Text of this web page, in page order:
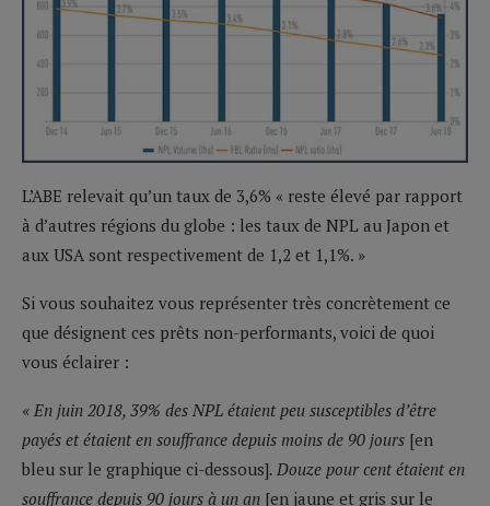
L’ABE relevait qu’un taux de 3,6% « reste élevé par rapport
à d’autres régions du globe : les taux de NPL au Japon et
aux USA sont respectivement de 1,2 et 1,1%. »
Si vous souhaitez vous représenter très concrètement ce
que désignent ces prêts non-performants, voici de quoi
vous éclairer :
« En juin 2018, 39% des NPL étaient peu susceptibles d’être
payés et étaient en souffrance depuis moins de 90 jours [en
bleu sur le graphique ci-dessous]. Douze pour cent étaient en
souffrance depuis 90 jours à un an [en jaune et gris sur le